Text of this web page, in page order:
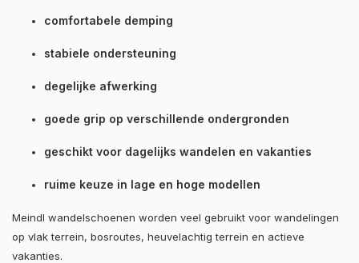
comfortabele demping
stabiele ondersteuning
degelijke afwerking
goede grip op verschillende ondergronden
geschikt voor dagelijks wandelen en vakanties
ruime keuze in lage en hoge modellen
Meindl wandelschoenen worden veel gebruikt voor wandelingen
op vlak terrein, bosroutes, heuvelachtig terrein en actieve
vakanties.